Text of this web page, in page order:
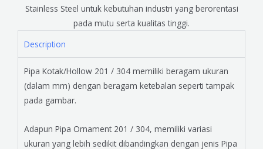
Stainless Steel untuk kebutuhan industri yang berorentasi
pada mutu serta kualitas tinggi.
Description
Pipa Kotak/Hollow 201 / 304 memiliki beragam ukuran
(dalam mm) dengan beragam ketebalan seperti tampak
pada gambar.
Adapun Pipa Ornament 201 / 304, memiliki variasi
ukuran yang lebih sedikit dibandingkan dengan jenis Pipa